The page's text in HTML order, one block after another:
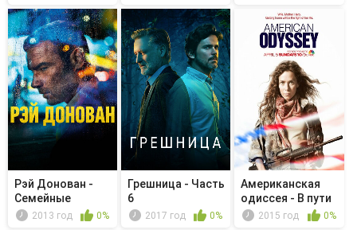
Рэй Донован -
Семейные
фотографии
2013 год 0%
Грешница - Часть
6
2017 год 0%
Американская
одиссея - В пути
2015 год 0%